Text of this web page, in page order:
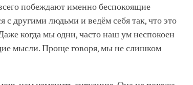
побеждают именно беспокоящие
другими людьми и ведём себя так, что это
когда мы одни, часто наш ум неспокоен
мысли. Проще говоря, мы не слишком